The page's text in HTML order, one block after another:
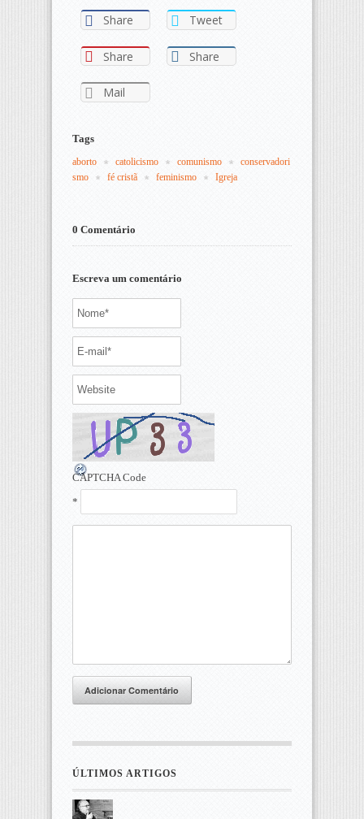
Share Tweet
Share Share
Mail
Tags
aborto catolicismo comunismo
conservadori
smo
fé cristã feminismo Igreja
0 Comentário
Escreva um comentário
CAPTCHA Code
*
Adicionar Comentário
ÚLTIMOS ARTIGOS